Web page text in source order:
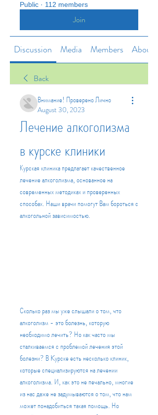
Public · 112 members
Join
Discussion Media Members About
Back
Внимание! Проверено Лично
August 30, 2023
Лечение алкоголизма
в курске клиники
Курская клиника предлагает качественное
лечение алкоголизма, основанное на
современных методиках и проверенных
способах. Наши врачи помогут Вам бороться с
алкогольной зависимостью.
Сколько раз мы уже слышали о том, что
алкоголизм - это болезнь, которую
необходимо лечить? Но как часто мы
сталкиваемся с проблемой лечения этой
болезни? В Kурске есть несколько клиник,
которые специализируются на лечении
алкоголизма. И, как это не печально, многие
из нас даже не задумываются о том, что нам
может понадобиться такая помощь. Но